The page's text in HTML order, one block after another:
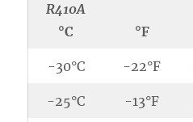
R410A
°C
°F
-30°C -22°F
-25°C -13°F